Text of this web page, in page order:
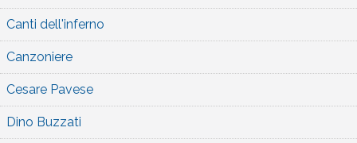
Canti dell'inferno
Canzoniere
Cesare Pavese
Dino Buzzati